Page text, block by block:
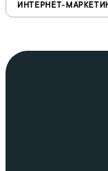
ИНТЕРНЕТ-